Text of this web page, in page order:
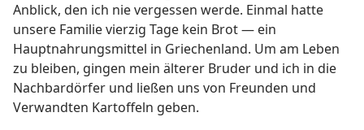
Anblick, den ich nie vergessen werde. Einmal hatte
unsere Familie vierzig Tage kein Brot — ein
Hauptnahrungsmittel in Griechenland. Um am Leben
zu bleiben, gingen mein älterer Bruder und ich in die
Nachbardörfer und ließen uns von Freunden und
Verwandten Kartoffeln geben.